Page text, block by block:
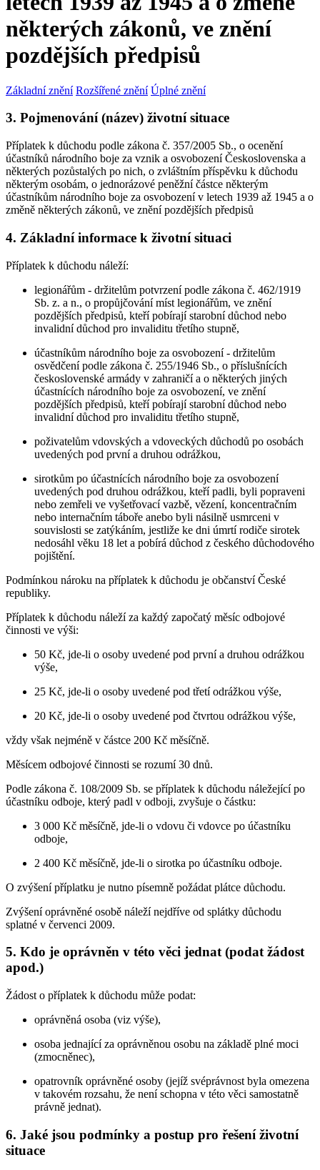
některých zákonů, ve znění
pozdějších předpisů
Základní znění Rozšířené znění Úplné znění
3. Pojmenování (název) životní situace
Příplatek k důchodu podle zákona č. 357/2005 Sb., o ocenění
účastníků národního boje za vznik a osvobození Československa a
některých pozůstalých po nich, o zvláštním příspěvku k důchodu
některým osobám, o jednorázové peněžní částce některým
účastníkům národního boje za osvobození v letech 1939 až 1945 a o
změně některých zákonů, ve znění pozdějších předpisů
4. Základní informace k životní situaci
Příplatek k důchodu náleží:
legionářům - držitelům potvrzení podle zákona č. 462/1919
Sb. z. a n., o propůjčování míst legionářům, ve znění
pozdějších předpisů, kteří pobírají starobní důchod nebo
invalidní důchod pro invaliditu třetího stupně,
účastníkům národního boje za osvobození - držitelům
osvědčení podle zákona č. 255/1946 Sb., o příslušnících
československé armády v zahraničí a o některých jiných
účastnících národního boje za osvobození, ve znění
pozdějších předpisů, kteří pobírají starobní důchod nebo
invalidní důchod pro invaliditu třetího stupně,
poživatelům vdovských a vdoveckých důchodů po osobách
uvedených pod první a druhou odrážkou,
sirotkům po účastnících národního boje za osvobození
uvedených pod druhou odrážkou, kteří padli, byli popraveni
nebo zemřeli ve vyšetřovací vazbě, vězení, koncentračním
nebo internačním táboře anebo byli násilně usmrceni v
souvislosti se zatýkáním, jestliže ke dni úmrtí rodiče sirotek
nedosáhl věku 18 let a pobírá důchod z českého důchodového
pojištění.
Podmínkou nároku na příplatek k důchodu je občanství České
republiky.
Příplatek k důchodu náleží za každý započatý měsíc odbojové
činnosti ve výši:
50 Kč, jde-li o osoby uvedené pod první a druhou odrážkou
výše,
25 Kč, jde-li o osoby uvedené pod třetí odrážkou výše,
20 Kč, jde-li o osoby uvedené pod čtvrtou odrážkou výše,
vždy však nejméně v částce 200 Kč měsíčně.
Měsícem odbojové činnosti se rozumí 30 dnů.
Podle zákona č. 108/2009 Sb. se příplatek k důchodu náležející po
účastníku odboje, který padl v odboji, zvyšuje o částku:
3 000 Kč měsíčně, jde-li o vdovu či vdovce po účastníku
odboje,
2 400 Kč měsíčně, jde-li o sirotka po účastníku odboje.
O zvýšení příplatku je nutno písemně požádat plátce důchodu.
Zvýšení oprávněné osobě náleží nejdříve od splátky důchodu
splatné v červenci 2009.
5. Kdo je oprávněn v této věci jednat (podat žádost
apod.)
Žádost o příplatek k důchodu může podat:
oprávněná osoba (viz výše),
osoba jednající za oprávněnou osobu na základě plné moci
(zmocněnec),
opatrovník oprávněné osoby (jejíž svéprávnost byla omezena
v takovém rozsahu, že není schopna v této věci samostatně
právně jednat).
6. Jaké jsou podmínky a postup pro řešení životní
situace